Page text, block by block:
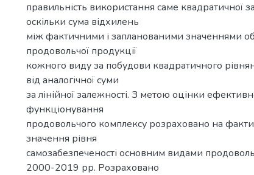
правильність використання саме квадратичної
оскільки сума відхилень
між фактичними і запланованими значеннями
продовольчої продукції
кожного виду за побудови квадратичного
від аналогічної суми
за лінійної залежності. З метою оцінки
функціонування
продовольчого комплексу розраховано на
значення рівня
самозабезпеченості основним видами
2000-2019 рр. Розраховано